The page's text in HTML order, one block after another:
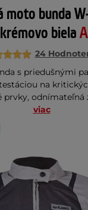
bunda
biela
24
s priedušnými
na
prvky, odnímateľná
viac